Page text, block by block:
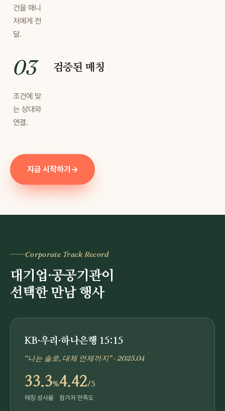
건을 매니
저에게 전
달.
검증된 매칭
조건에 맞
는 상대와
연결.
지금 시작하기 →
Corporate Track Record
대기업·공공기관이
선택한 만남 행사
KB·우리·하나은행 15:15
“나는 솔로, 대체 언제까지” · 2025.04
33.3%
매칭 성사율
4.42/5
참가자 만족도